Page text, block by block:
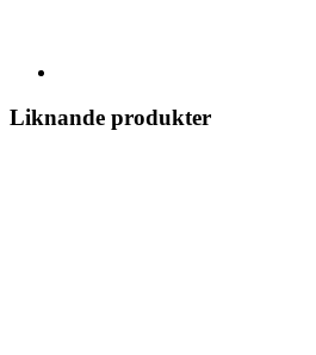
Liknande produkter